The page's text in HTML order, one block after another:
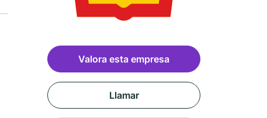
Valora esta empresa
Llamar